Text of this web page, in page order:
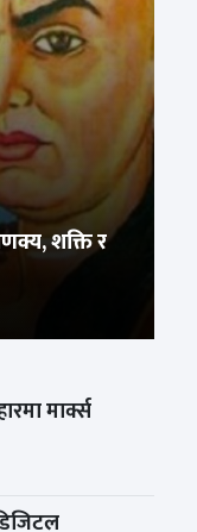
शक्ति र
मार्क्स